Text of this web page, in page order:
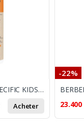
PHYTO PHYTOSPECIFIC KIDS SPRAY DÉMÊLANT MAGIQUE 200ML
Acheter
-22%
23.400